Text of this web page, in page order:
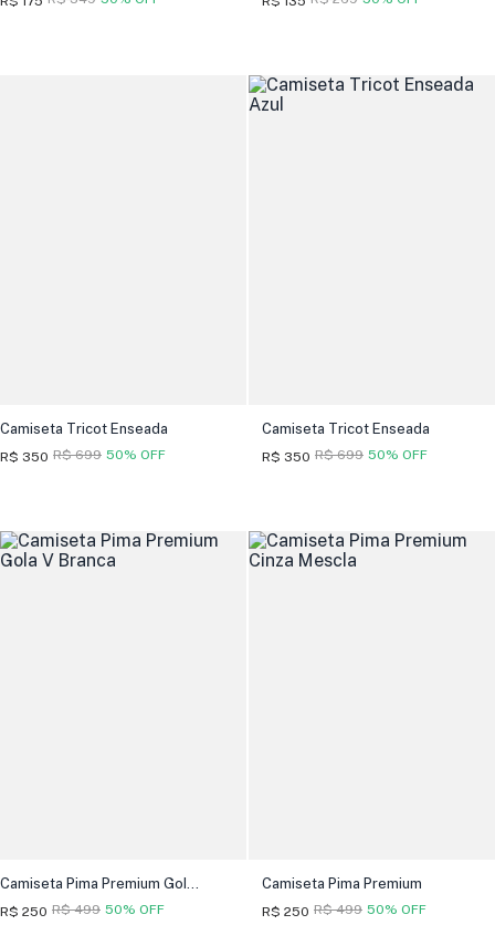
Camiseta Tricot Enseada
R$ 350 50% OFF
R$ 699
Camiseta Tricot Enseada
R$ 350 50% OFF
R$ 699
Camiseta Pima Premium Gola V
R$ 250 50% OFF
R$ 499
Camiseta Pima Premium
R$ 250 50% OFF
R$ 499